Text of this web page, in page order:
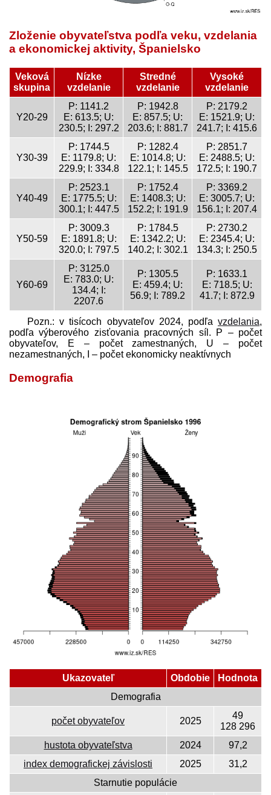
Zloženie obyvateľstva podľa veku, vzdelania
a ekonomickej aktivity, Španielsko
Veková
skupina
Nízke
vzdelanie
Stredné
vzdelanie
Vysoké
vzdelanie
Y20-29
P: 1141.2
E: 613.5; U:
230.5; I: 297.2
P: 1942.8
E: 857.5; U:
203.6; I: 881.7
P: 2179.2
E: 1521.9; U:
241.7; I: 415.6
Y30-39
P: 1744.5
E: 1179.8; U:
229.9; I: 334.8
P: 1282.4
E: 1014.8; U:
122.1; I: 145.5
P: 2851.7
E: 2488.5; U:
172.5; I: 190.7
Y40-49
P: 2523.1
E: 1775.5; U:
300.1; I: 447.5
P: 1752.4
E: 1408.3; U:
152.2; I: 191.9
P: 3369.2
E: 3005.7; U:
156.1; I: 207.4
Y50-59
P: 3009.3
E: 1891.8; U:
320.0; I: 797.5
P: 1784.5
E: 1342.2; U:
140.2; I: 302.1
P: 2730.2
E: 2345.4; U:
134.3; I: 250.5
Y60-69
P: 3125.0
E: 783.0; U:
134.4; I:
2207.6
P: 1305.5
E: 459.4; U:
56.9; I: 789.2
P: 1633.1
E: 718.5; U:
41.7; I: 872.9
Pozn.: v tisícoch obyvateľov 2024, podľa vzdelania,
podľa výberového zisťovania pracovných síl. P – počet
obyvateľov, E – počet zamestnaných, U – počet
nezamestnaných, I – počet ekonomicky neaktívnych
Demografia
Ukazovateľ Obdobie
Hodnota
Demografia
počet obyvateľov 2025
49
128 296
hustota obyvateľstva
2024
97,2
index demografickej závislosti
2025
31,2
Starnutie populácie